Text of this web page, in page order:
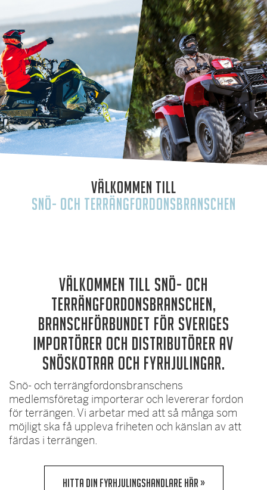
Välkommen till
Snö- och terrängfordonsbranschen
Välkommen till Snö- och
terrängfordonsbranschen,
branschförbundet för Sveriges
importörer och distributörer av
snöskotrar och fyrhjulingar.
Snö- och terrängfordonsbranschens
medlemsföretag importerar och levererar fordon
för terrängen. Vi arbetar med att så många som
möjligt ska få uppleva friheten och känslan av att
färdas i terrängen.
HITTA DIN FYRHJULINGSHANDLARE HÄR »